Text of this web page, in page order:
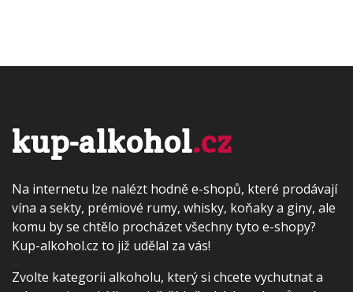
kup-alkohol.cz
Na internetu lze nalézt hodně e-shopů, které prodávají
vína a sekty, prémiové rumy, whisky, koňaky a giny, ale
komu by se chtělo procházet všechny tyto e-shopy?
Kup-alkohol.cz to již udělal za vás!
Zvolte kategorii alkoholu, který si chcete vychutnat a